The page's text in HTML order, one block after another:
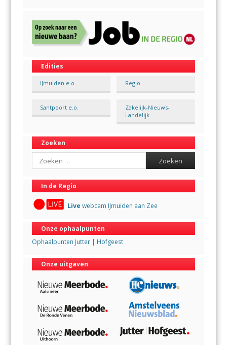
Edities
IJmuiden e.o. Regio
Santpoort e.o.
Zakelijk-Nieuws-
Landelijk
Zoeken
Search
In de Regio
Live webcam IJmuiden aan Zee
Onze ophaalpunten
Ophaalpunten Jutter | Hofgeest
Onze uitgaven